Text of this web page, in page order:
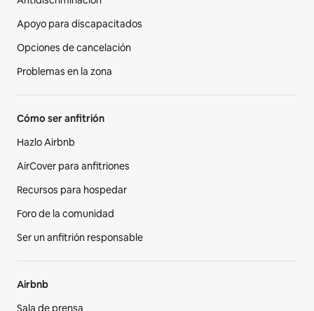
Apoyo para discapacitados
Opciones de cancelación
Problemas en la zona
Cómo ser anfitrión
Hazlo Airbnb
AirCover para anfitriones
Recursos para hospedar
Foro de la comunidad
Ser un anfitrión responsable
Airbnb
Sala de prensa